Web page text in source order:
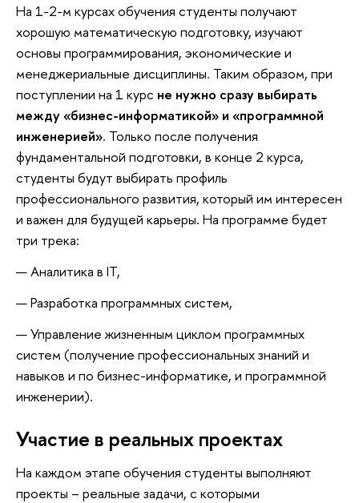
На 1-2-м курсах обучения студенты получают
хорошую математическую подготовку, изучают
основы программирования, экономические и
менеджериальные дисциплины. Таким образом, при
поступлении на 1 курс не нужно сразу выбирать
между «бизнес-информатикой» и «программной
инженерией». Только после получения
фундаментальной подготовки, в конце 2 курса,
студенты будут выбирать профиль
профессионального развития, который им интересен
и важен для будущей карьеры. На программе будет
три трека:
Аналитика в IT,
Разработка программных систем,
Управление жизненным циклом программных
систем (получение профессиональных знаний и
навыков и по бизнес-информатике, и программной
инженерии).
Участие в реальных проектах
На каждом этапе обучения студенты выполняют
проекты – реальные задачи, с которыми